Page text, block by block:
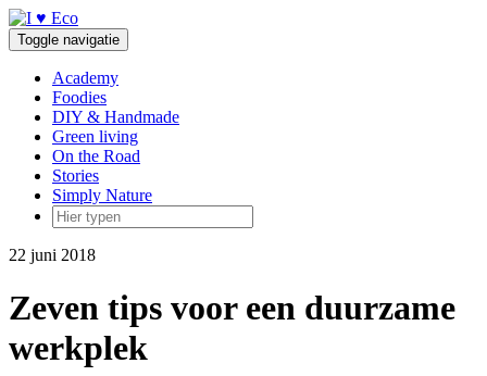
Doorgaan
naar
inhoud
Toggle navigatie
Academy
Foodies
DIY & Handmade
Green living
On the Road
Stories
Simply Nature
22 juni 2018
Zeven tips voor een duurzame
werkplek